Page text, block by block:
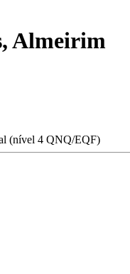
Almeirim
(nível 4 QNQ/EQF)